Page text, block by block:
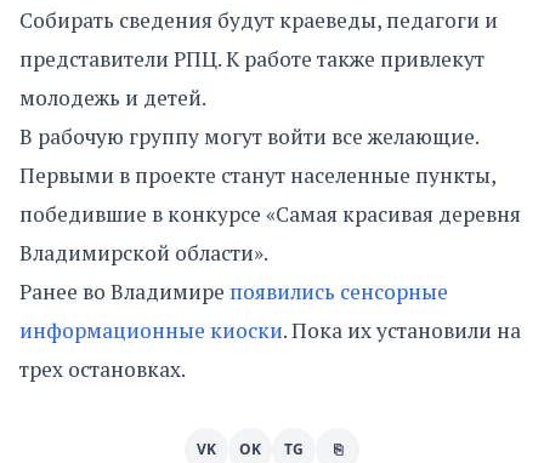
Собирать сведения будут краеведы, педагоги и
представители РПЦ. К работе также привлекут
молодежь и детей.
В рабочую группу могут войти все желающие.
Первыми в проекте станут населенные пункты,
победившие в конкурсе «Самая красивая деревня
Владимирской области».
Ранее во Владимире появились сенсорные
информационные киоски. Пока их установили на
трех остановках.
VK OK TG ⎘